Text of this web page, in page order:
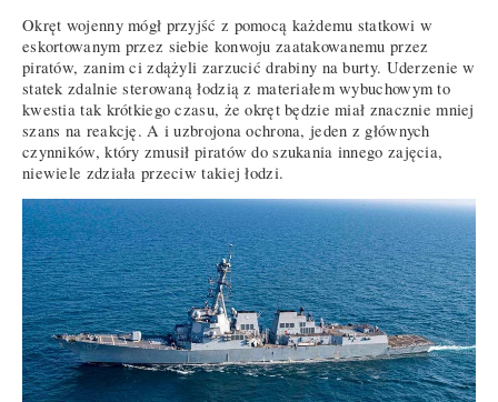
Okręt wojenny mógł przyjść z pomocą każdemu statkowi w
eskortowanym przez siebie konwoju zaatakowanemu przez
piratów, zanim ci zdążyli zarzucić drabiny na burty. Uderzenie w
statek zdalnie sterowaną łodzią z materiałem wybuchowym to
kwestia tak krótkiego czasu, że okręt będzie miał znacznie mniej
szans na reakcję. A i uzbrojona ochrona, jeden z głównych
czynników, który zmusił piratów do szukania innego zajęcia,
niewiele zdziała przeciw takiej łodzi.